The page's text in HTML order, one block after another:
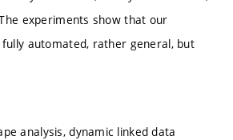
experiments show that our
automated, rather general, but
analysis, dynamic linked data